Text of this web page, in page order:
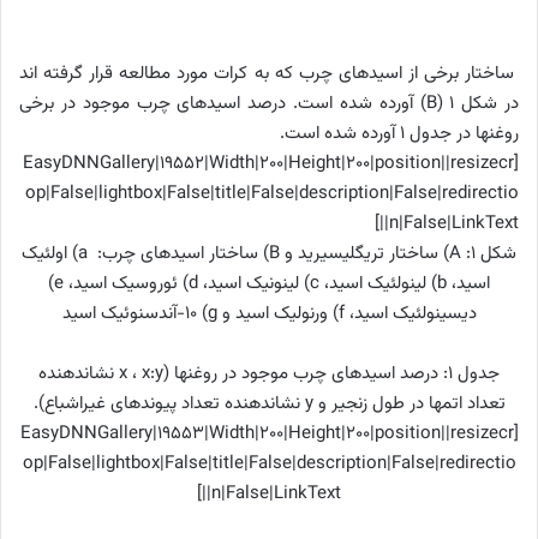
ساختار برخی از اسیدهای چرب که به کرات مورد مطالعه قرار گرفته ­اند
در شکل 1 (
B) آورده شده است. درصد اسیدهای چرب موجود در برخی
روغن­ها در جدول 1 آورده شده است.
[EasyDNNGallery|19552|Width|200|Height|200|position||resizecr
op|False|lightbox|False|title|False|description|False|redirectio
n|False|LinkText||]
شکل 1:
A) ساختار تری­گلیسیرید وB) ساختار اسیدهای چرب: a) اولئیک
اسید، b) لینولئیک اسید، c) لینونیک اسید، d) ئوروسیک اسید، e
)
دیسینولئیک اسید،f) ورنولیک اسید وg) 10-آندسنوئیک اسید
جدول 1: درصد اسیدهای چرب موجود در روغن­ها ( x:y ، xنشان­دهنده
تعداد اتم­ها در طول زنجیر وyنشان­دهنده تعداد پیوندهای غیر­اشباع).
[EasyDNNGallery|19553|Width|200|Height|200|position||resizecr
op|False|lightbox|False|title|False|description|False|redirectio
n|False|LinkText||]